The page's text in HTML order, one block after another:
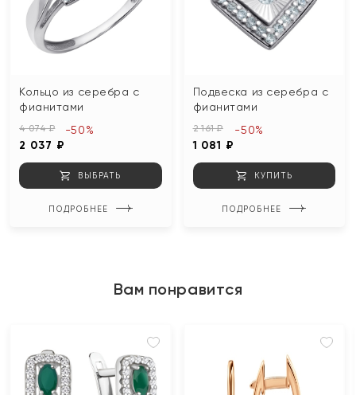
Кольцо из серебра с
фианитами
4 074 ₽
2 037 ₽
-50%
ВЫБРАТЬ
ПОДРОБНЕЕ
Подвеска из серебра с
фианитами
2 161 ₽
1 081 ₽
-50%
КУПИТЬ
ПОДРОБНЕЕ
Вам понравится